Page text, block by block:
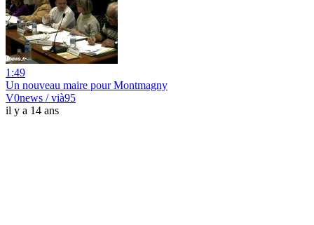
1:49
Un nouveau maire pour Montmagny
V0news / vià95
il y a 14 ans